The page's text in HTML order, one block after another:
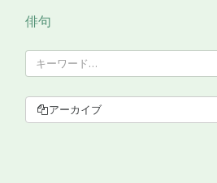
俳句
アーカイブ